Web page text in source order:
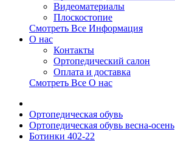
Видеоматериалы
Плоскостопие
Смотреть Все Информация
О нас
Контакты
Ортопедический салон
Оплата и доставка
Смотреть Все О нас
Ортопедическая обувь
Ортопедическая обувь весна-осень
Ботинки 402-22